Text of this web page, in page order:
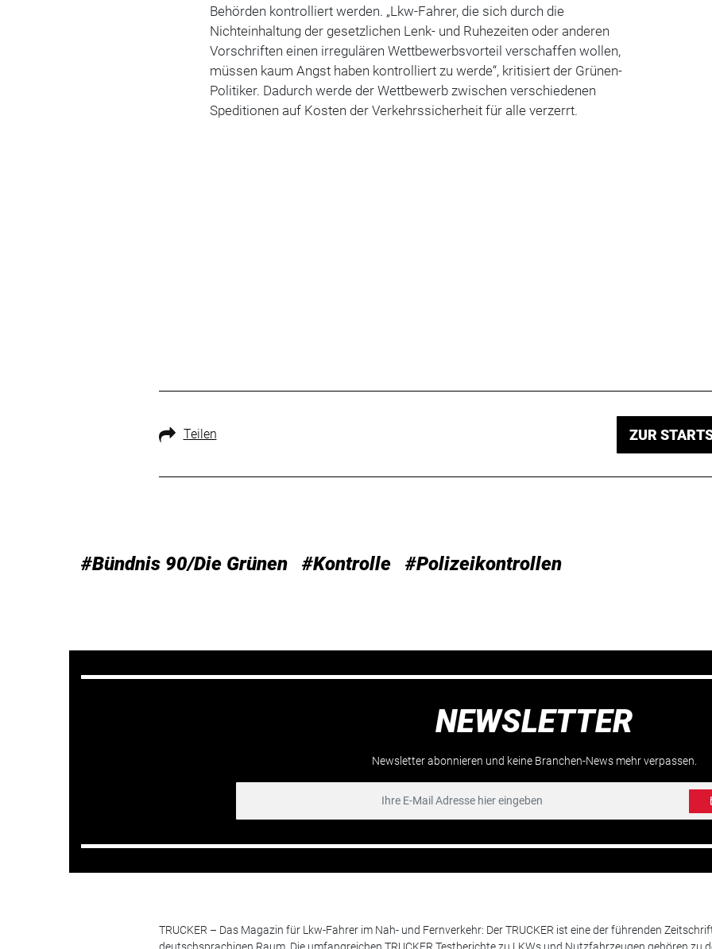
Behörden kontrolliert werden. „Lkw-Fahrer, die sich durch die
Nichteinhaltung der gesetzlichen Lenk- und Ruhezeiten oder anderen
Vorschriften einen irregulären Wettbewerbsvorteil verschaffen wollen,
müssen kaum Angst haben kontrolliert zu werde“, kritisiert der Grünen-
Politiker. Dadurch werde der Wettbewerb zwischen verschiedenen
Speditionen auf Kosten der Verkehrssicherheit für alle verzerrt.
Teilen ZUR
#Bündnis 90/Die Grünen #Kontrolle #Polizeikontrollen
NEWSLETTER
Newsletter abonnieren und keine Branchen-News mehr verpassen.
TRUCKER – Das Magazin für Lkw-Fahrer im Nah- und Fernverkehr: Der TRUCKER ist eine der führenden